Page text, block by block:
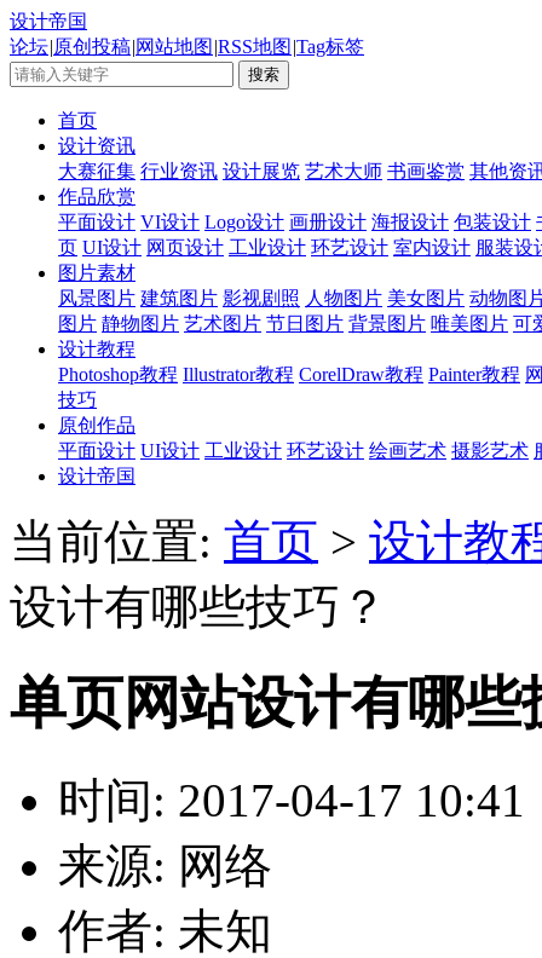
设计帝国
论坛|原创投稿|网站地图 |RSS地图 |Tag标签
首页
设计资讯
大赛征集 行业资讯 设计展览 艺术大师 书画鉴赏 其他资
作品欣赏
平面设计 VI设计 Logo设计 画册设计 海报设计 包装设计
页 UI设计 网页设计 工业设计 环艺设计 室内设计 服装设
图片素材
风景图片 建筑图片 影视剧照 人物图片 美女图片 动物图
图片 静物图片 艺术图片 节日图片 背景图片 唯美图片 可
设计教程
Photoshop教程 Illustrator教程 CorelDraw教程 Painter教程
技巧
原创作品
平面设计 UI设计 工业设计 环艺设计 绘画艺术 摄影艺术
设计帝国
当前位置: 首页 > 设计教
设计有哪些技巧？
单页网站设计有哪些
时间: 2017-04-17 10:41
来源: 网络
作者: 未知